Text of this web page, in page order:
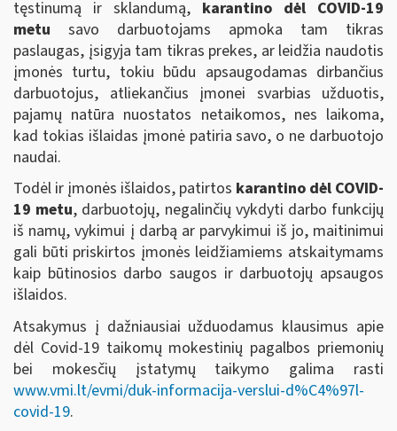
tęstinumą ir sklandumą, karantino dėl COVID-19
metu savo darbuotojams apmoka tam tikras
paslaugas, įsigyja tam tikras prekes, ar leidžia naudotis
įmonės turtu, tokiu būdu apsaugodamas dirbančius
darbuotojus, atliekančius įmonei svarbias užduotis,
pajamų natūra nuostatos netaikomos, nes laikoma,
kad tokias išlaidas įmonė patiria savo, o ne darbuotojo
naudai.
Todėl ir įmonės išlaidos, patirtos karantino dėl COVID-
19 metu, darbuotojų, negalinčių vykdyti darbo funkcijų
iš namų, vykimui į darbą ar parvykimui iš jo, maitinimui
gali būti priskirtos įmonės leidžiamiems atskaitymams
kaip būtinosios darbo saugos ir darbuotojų apsaugos
išlaidos.
Atsakymus į dažniausiai užduodamus klausimus apie
dėl Covid-19 taikomų mokestinių pagalbos priemonių
bei mokesčių įstatymų taikymo galima rasti
www.vmi.lt/evmi/duk-informacija-verslui-d%C4%97l-
covid-19.